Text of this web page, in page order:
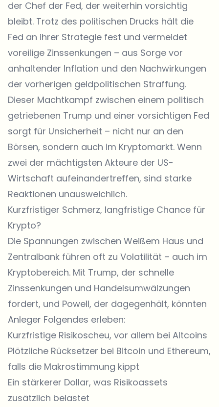
der Chef der Fed, der weiterhin vorsichtig
bleibt. Trotz des politischen Drucks hält die
Fed an ihrer Strategie fest und vermeidet
voreilige Zinssenkungen – aus Sorge vor
anhaltender Inflation und den Nachwirkungen
der vorherigen geldpolitischen Straffung.
Dieser Machtkampf zwischen einem politisch
getriebenen Trump und einer vorsichtigen Fed
sorgt für Unsicherheit – nicht nur an den
Börsen, sondern auch im Kryptomarkt. Wenn
zwei der mächtigsten Akteure der US-
Wirtschaft aufeinandertreffen, sind starke
Reaktionen unausweichlich.
Kurzfristiger Schmerz, langfristige Chance für
Krypto?
Die Spannungen zwischen Weißem Haus und
Zentralbank führen oft zu Volatilität – auch im
Kryptobereich. Mit Trump, der schnelle
Zinssenkungen und Handelsumwälzungen
fordert, und Powell, der dagegenhält, könnten
Anleger Folgendes erleben:
Kurzfristige Risikoscheu, vor allem bei Altcoins
Plötzliche Rücksetzer bei Bitcoin und Ethereum,
falls die Makrostimmung kippt
Ein stärkerer Dollar, was Risikoassets
zusätzlich belastet